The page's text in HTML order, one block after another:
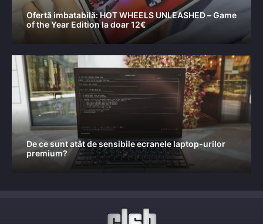
Ofertă imbatabilă: HOT WHEELS UNLEASHED – Game
of the Year Edition la doar 12€
De ce sunt atât de sensibile ecranele laptop-urilor
premium?